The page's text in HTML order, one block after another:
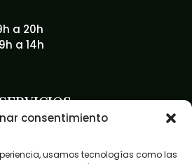
consentimiento
usamos tecnologías como las
a 20h
a 14h